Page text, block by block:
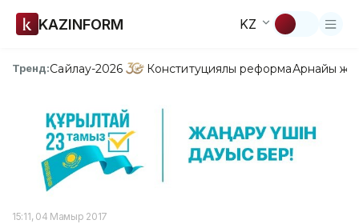
KAZINFORM KZ
Тренд:Сайлау-2026 Конституциялық реформаАрнайы
15:11, 04 Мамыр 2017